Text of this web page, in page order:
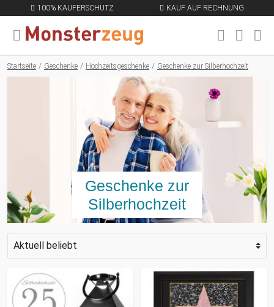
100% KÄUFERSCHUTZ KAUF AUF RECHNUNG
MENÜ SCHLIESSEN
Startseite Geschenke Hochzeitsgeschenke Geschenke zur Silberhochzeit
Geschenke zur
Silberhochzeit